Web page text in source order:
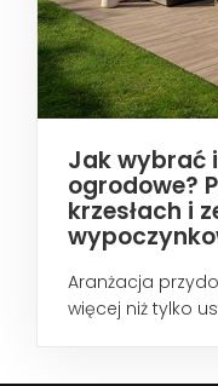
Jak wybrać
ogrodowe?
krzesłach i
Aranżacja
więcej niż tylko